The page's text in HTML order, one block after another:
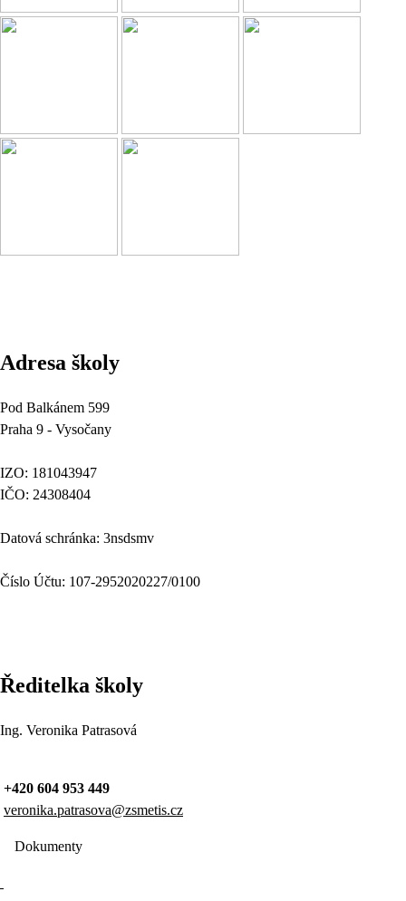
Adresa školy
Pod Balkánem 599
Praha 9 - Vysočany
IZO: 181043947
IČO: 24308404
Datová schránka: 3nsdsmv
Číslo Účtu: 107-2952020227/0100
Ředitelka školy
Ing. Veronika Patrasová
+420 604 953 449
veronika.patrasova@zsmetis.cz
Dokumenty